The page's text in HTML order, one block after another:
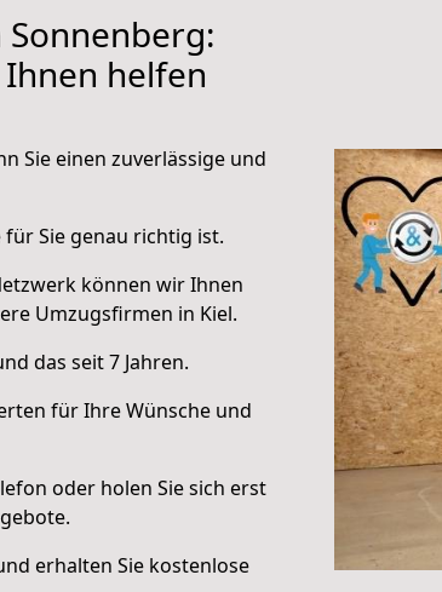
Sonnenberg:
helfen
Sie einen zuverlässige und
Sie genau richtig ist.
können wir Ihnen
Umzugsfirmen in Kiel.
das seit 7 Jahren.
für Ihre Wünsche und
oder holen Sie sich erst
erhalten Sie kostenlose